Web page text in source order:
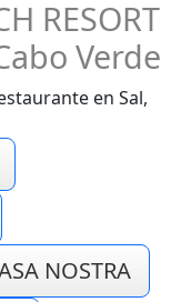
RESORT
Verde
NOSTRA